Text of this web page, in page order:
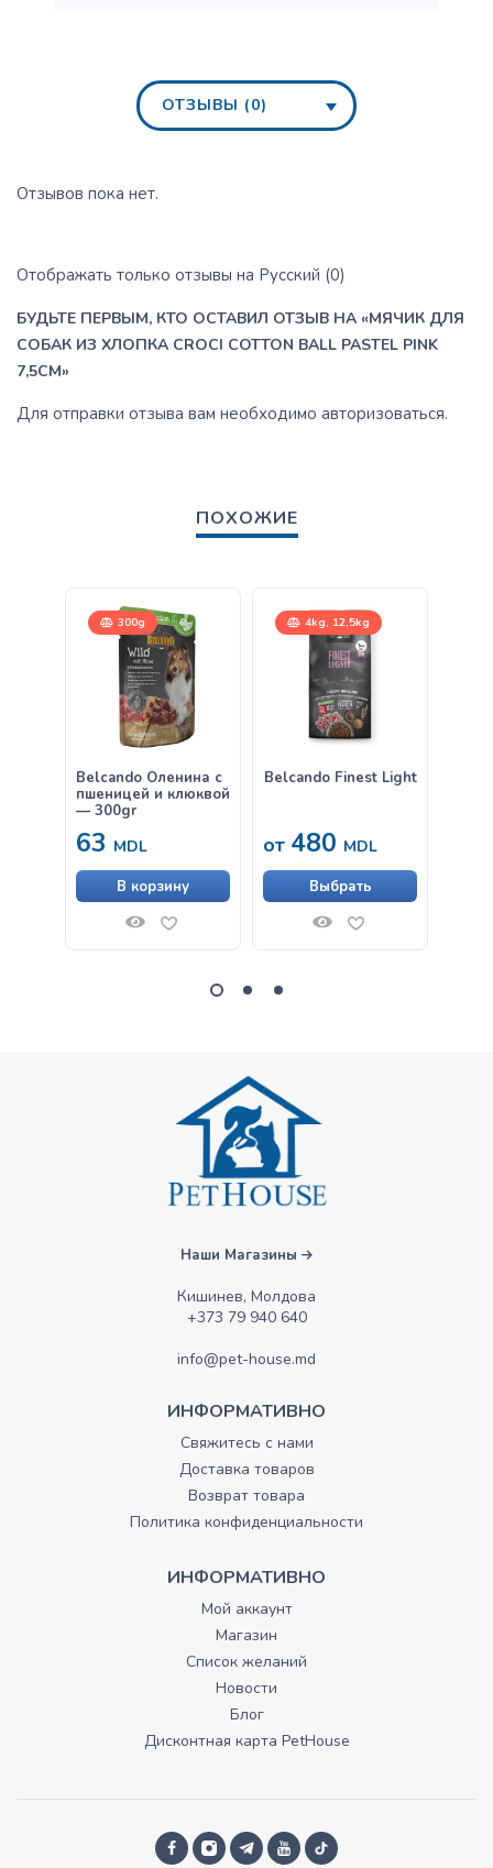
ОТЗЫВЫ (0)
Отзывов пока нет.
Отображать только отзывы на Русский (0)
БУДЬТЕ ПЕРВЫМ, КТО ОСТАВИЛ ОТЗЫВ НА «МЯЧИК ДЛЯ
СОБАК ИЗ ХЛОПКА CROCI COTTON BALL PASTEL PINK
7,5CM»
Для отправки отзыва вам необходимо авторизоваться.
ПОХОЖИЕ
300g
Belcando Оленина с
пшеницей и клюквой
— 300gr
63 MDL
В корзину
4kg, 12,5kg
Belcando Finest Light
от 480 MDL
Выбрать
Наши Магазины
Кишинев, Молдова
+373 79 940 640
info@pet-house.md
ИНФОРМАТИВНО
Свяжитесь с нами
Доставка товаров
Возврат товара
Политика конфиденциальности
ИНФОРМАТИВНО
Мой аккаунт
Магазин
Список желаний
Новости
Блог
Дисконтная карта PetHouse